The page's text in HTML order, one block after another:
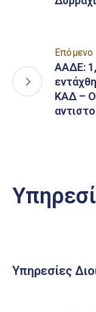
Επόμενο
ΑΑΔΕ:
ΚΑΔ –
Υπηρεσίες